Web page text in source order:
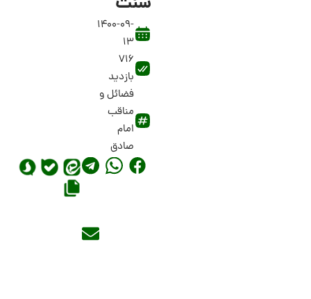
1400-09-
13
716
بازدید
فضائل و
مناقب
امام
صادق